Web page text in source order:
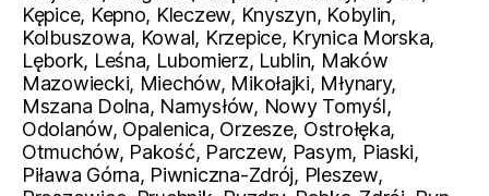
Kępice, Kepno, Kleczew, Knyszyn, Kobylin,
Kolbuszowa, Kowal, Krzepice, Krynica Morska,
Lębork, Leśna, Lubomierz, Lublin, Maków
Mazowiecki, Miechów, Mikołajki, Młynary,
Mszana Dolna, Namysłów, Nowy Tomyśl,
Odolanów, Opalenica, Orzesze, Ostrołęka,
Otmuchów, Pakość, Parczew, Pasym, Piaski,
Piława Górna, Piwniczna-Zdrój, Pleszew,